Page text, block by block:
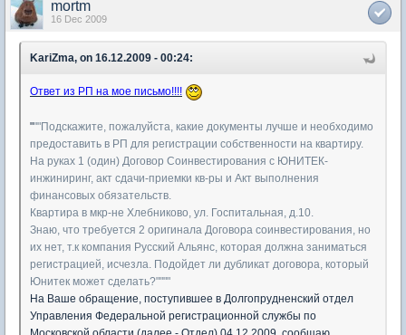
mortm
16 Dec 2009
KariZma, on 16.12.2009 - 00:24:
Ответ из РП на мое письмо!!!!
"""Подскажите, пожалуйста, какие документы лучше и необходимо
предоставить в РП для регистрации собственности на квартиру.
На руках 1 (один) Договор Соинвестирования с ЮНИТЕК-
инжиниринг, акт сдачи-приемки кв-ры и Акт выполнения
финансовых обязательств.
Квартира в мкр-не Хлебниково, ул. Госпитальная, д.10.
Знаю, что требуется 2 оригинала Договора соинвестирования, но
их нет, т.к компания Русский Альянс, которая должна заниматься
регистрацией, исчезла. Подойдет ли дубликат договора, который
Юнитек может сделать?""""
На Ваше обращение, поступившее в Долгопрудненский отдел
Управления Федеральной регистрационной службы по